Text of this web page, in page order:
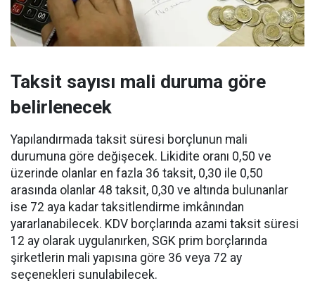
Taksit sayısı mali duruma göre
belirlenecek
Yapılandırmada taksit süresi borçlunun mali
durumuna göre değişecek. Likidite oranı 0,50 ve
üzerinde olanlar en fazla 36 taksit, 0,30 ile 0,50
arasında olanlar 48 taksit, 0,30 ve altında bulunanlar
ise 72 aya kadar taksitlendirme imkânından
yararlanabilecek. KDV borçlarında azami taksit süresi
12 ay olarak uygulanırken, SGK prim borçlarında
şirketlerin mali yapısına göre 36 veya 72 ay
seçenekleri sunulabilecek.